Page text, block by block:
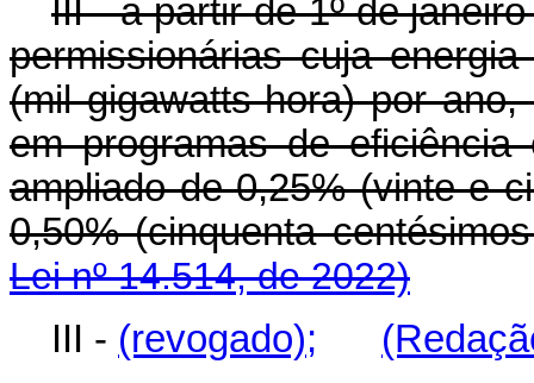
III - a partir de 1º de
permissionárias cuja
(mil gigawatts-hora) por
em programas de
ampliado de 0,25% (vinte e
0,50% (cinquenta
Lei nº 14.514, de 2022)
III - (revogado);